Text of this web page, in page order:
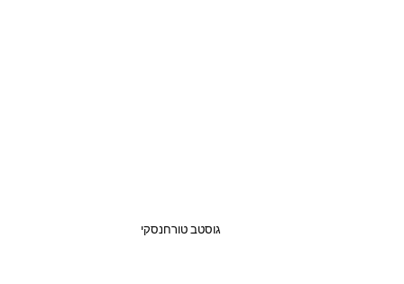
גוסטב טורחנסקי